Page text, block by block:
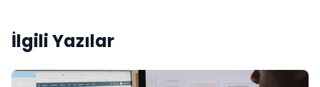
İlgili Yazılar